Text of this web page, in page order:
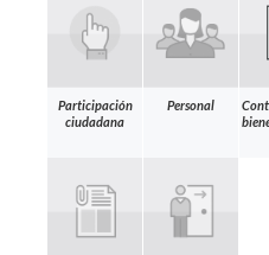
Participación
ciudadana
Personal